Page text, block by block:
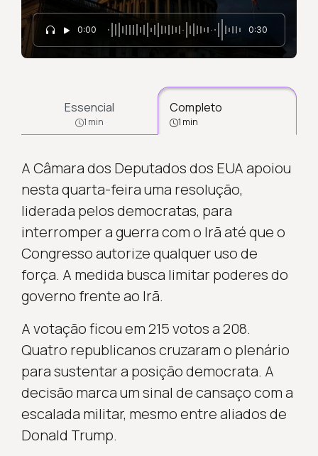
0:00 0:30
Essencial
1 min
Completo
1 min
A Câmara dos Deputados dos EUA apoiou
nesta quarta-feira uma resolução,
liderada pelos democratas, para
interromper a guerra com o Irã até que o
Congresso autorize qualquer uso de
força. A medida busca limitar poderes do
governo frente ao Irã.
A votação ficou em 215 votos a 208.
Quatro republicanos cruzaram o plenário
para sustentar a posição democrata. A
decisão marca um sinal de cansaço com a
escalada militar, mesmo entre aliados de
Donald Trump.